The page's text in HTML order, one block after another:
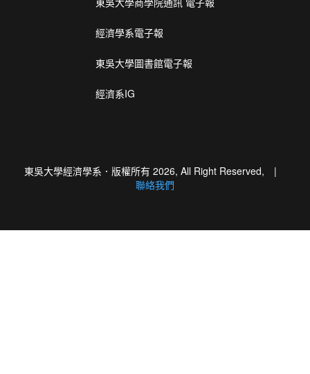
經濟學系電子報
東吳大學圖書館電子報
經濟系IG
東吳大學經濟學系．版權所有 2026, All Right Reserved, |
聯絡我們